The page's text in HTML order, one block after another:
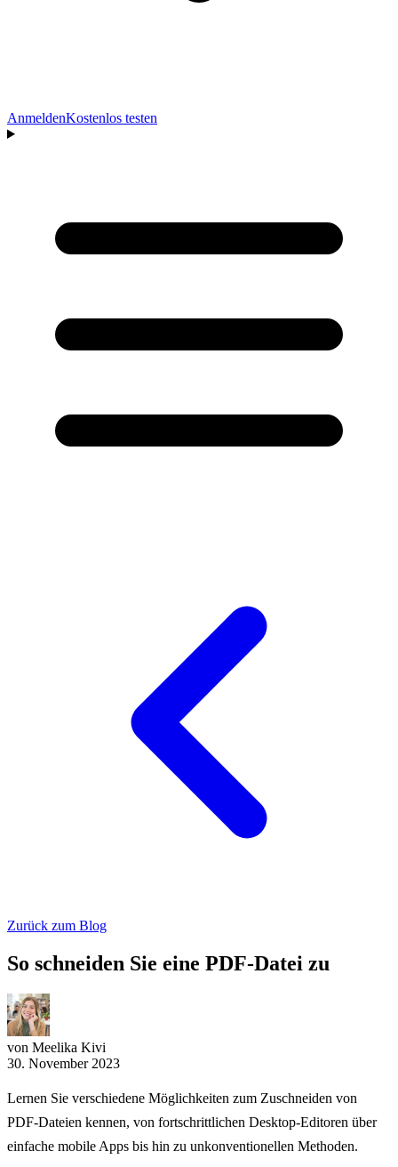
AnmeldenKostenlos testen
Zurück zum Blog
So schneiden Sie eine PDF-Datei zu
von Meelika Kivi
30. November 2023
Lernen Sie verschiedene Möglichkeiten zum Zuschneiden von
PDF-Dateien kennen, von fortschrittlichen Desktop-Editoren über
einfache mobile Apps bis hin zu unkonventionellen Methoden.